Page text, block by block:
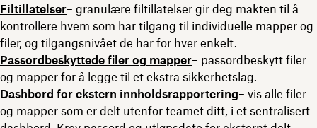
Filtillatelser– granulære filtillatelser gir deg makten til å
kontrollere hvem som har tilgang til individuelle mapper og
filer, og tilgangsnivået de har for hver enkelt.
Passordbeskyttede filer og mapper– passordbeskytt filer
og mapper for å legge til et ekstra sikkerhetslag.
Dashbord for ekstern innholdsrapportering– vis alle filer
og mapper som er delt utenfor teamet ditt, i et sentralisert